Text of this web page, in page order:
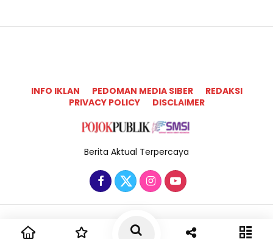
INFO IKLAN PEDOMAN MEDIA SIBER
REDAKSI
PRIVACY POLICY
DISCLAIMER
Berita Aktual Terpercaya
Copyright @2025 Pojok Publik All Rights Reserved